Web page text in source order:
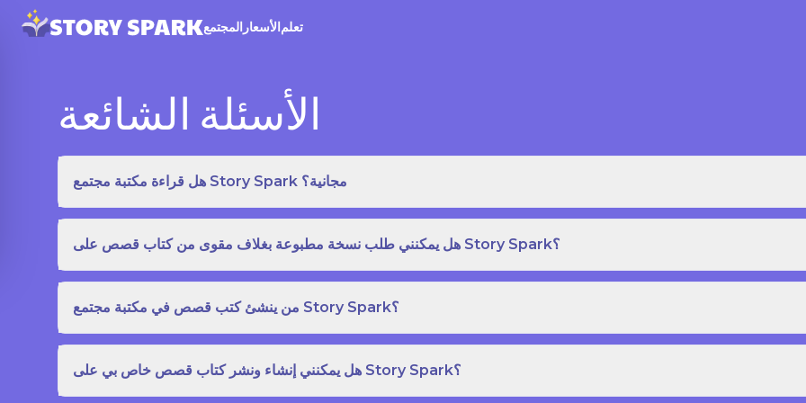
المجتمع الأسعارتعلم
الأسئلة الشائعة
هل قراءة مكتبة مجتمع Story Spark مجانية؟
هل يمكنني طلب نسخة مطبوعة بغلاف مقوى من كتاب قصص على Story Spark؟
من ينشئ كتب قصص في مكتبة مجتمع Story Spark؟
هل يمكنني إنشاء ونشر كتاب قصص خاص بي على Story Spark؟